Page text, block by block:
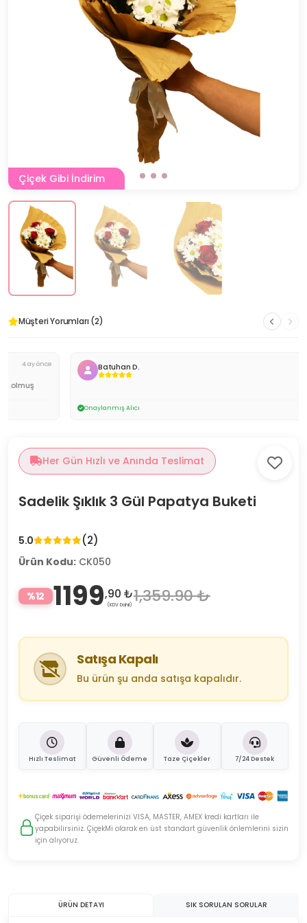
Çiçek Gibi İndirim
Müşteri Yorumları (2)
Batuhan D.
Onaylanmış Alıcı
Her Gün Hızlı ve Anında Teslimat
Sadelik Şıklık 3 Gül Papatya Buketi
5.0 (2)
Ürün Kodu: CK050
%12 1199,90 ₺
(KDV Dahil) 1,359.90 ₺
Satışa Kapalı
Bu ürün şu anda satışa kapalıdır.
Hızlı Teslimat Güvenli Ödeme Taze Çiçekler 7/24 Destek
Çiçek siparişi ödemelerinizi VISA, MASTER, AMEX kredi kartları ile
yapabilirsiniz. ÇiçekMi olarak en üst standart güvenlik önlemlerini sizin
için alıyoruz.
ÜRÜN DETAYI SIK SORULAN SORULAR